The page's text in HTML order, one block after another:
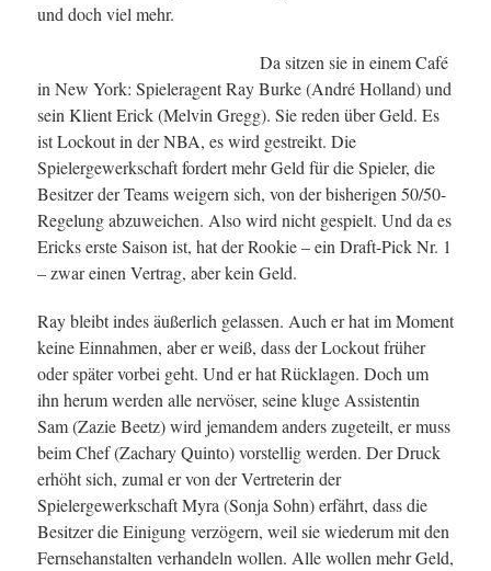
und doch viel mehr.
Da sitzen sie in einem Café
in New York: Spieleragent Ray Burke (André Holland) und
sein Klient Erick (Melvin Gregg). Sie reden über Geld. Es
ist Lockout in der NBA, es wird gestreikt. Die
Spielergewerkschaft fordert mehr Geld für die Spieler, die
Besitzer der Teams weigern sich, von der bisherigen 50/50-
Regelung abzuweichen. Also wird nicht gespielt. Und da es
Ericks erste Saison ist, hat der Rookie – ein Draft-Pick Nr. 1
– zwar einen Vertrag, aber kein Geld.
Ray bleibt indes äußerlich gelassen. Auch er hat im Moment
keine Einnahmen, aber er weiß, dass der Lockout früher
oder später vorbei geht. Und er hat Rücklagen. Doch um
ihn herum werden alle nervöser, seine kluge Assistentin
Sam (Zazie Beetz) wird jemandem anders zugeteilt, er muss
beim Chef (Zachary Quinto) vorstellig werden. Der Druck
erhöht sich, zumal er von der Vertreterin der
Spielergewerkschaft Myra (Sonja Sohn) erfährt, dass die
Besitzer die Einigung verzögern, weil sie wiederum mit den
Fernsehanstalten verhandeln wollen. Alle wollen mehr Geld,